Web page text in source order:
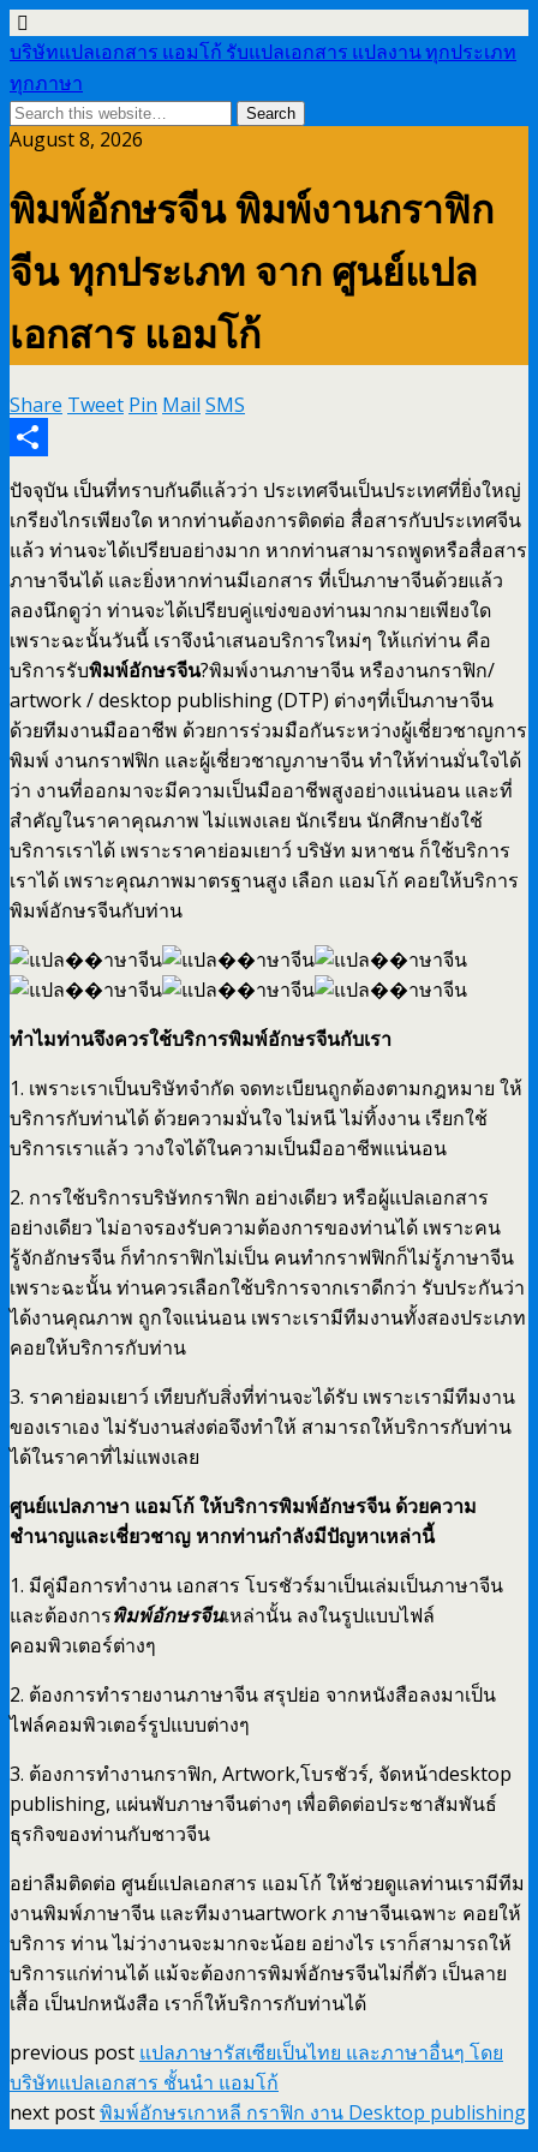
บริษัทแปลเอกสาร แอมโก้ รับแปลเอกสาร แปลงาน ทุกประเภท
ทุกภาษา
August 8, 2026
พิมพ์อักษรจีน พิมพ์งานกราฟิก
จีน ทุกประเภท จาก ศูนย์แปล
เอกสาร แอมโก้
Share Tweet Pin Mail SMS
Share
ปัจจุบัน เป็นที่ทราบกันดีแล้วว่า ประเทศจีนเป็นประเทศที่ยิ่งใหญ่
เกรียงไกรเพียงใด หากท่านต้องการติดต่อ สื่อสารกับประเทศจีน
แล้ว ท่านจะได้เปรียบอย่างมาก หากท่านสามารถพูดหรือสื่อสาร
ภาษาจีนได้ และยิ่งหากท่านมีเอกสาร ที่เป็นภาษาจีนด้วยแล้ว
ลองนึกดูว่า ท่านจะได้เปรียบคู่แข่งของท่านมากมายเพียงใด
เพราะฉะนั้นวันนี้ เราจึงนำเสนอบริการใหม่ๆ ให้แก่ท่าน คือ
บริการรับพิมพ์อักษรจีน?พิมพ์งานภาษาจีน หรืองานกราฟิก/
artwork / desktop publishing (DTP) ต่างๆที่เป็นภาษาจีน
ด้วยทีมงานมืออาชีพ ด้วยการร่วมมือกันระหว่างผู้เชี่ยวชาญการ
พิมพ์ งานกราฟฟิก และผู้เชี่ยวชาญภาษาจีน ทำให้ท่านมั่นใจได้
ว่า งานที่ออกมาจะมีความเป็นมืออาชีพสูงอย่างแน่นอน และที่
สำคัญในราคาคุณภาพ ไม่แพงเลย นักเรียน นักศึกษายังใช้
บริการเราได้ เพราะราคาย่อมเยาว์ บริษัท มหาชน ก็ใช้บริการ
เราได้ เพราะคุณภาพมาตรฐานสูง เลือก แอมโก้ คอยให้บริการ
พิมพ์อักษรจีนกับท่าน
ทำไมท่านจึงควรใช้บริการพิมพ์อักษรจีนกับเรา
1. เพราะเราเป็นบริษัทจำกัด จดทะเบียนถูกต้องตามกฎหมาย ให้
บริการกับท่านได้ ด้วยความมั่นใจ ไม่หนี ไม่ทิ้งงาน เรียกใช้
บริการเราแล้ว วางใจได้ในความเป็นมืออาชีพแน่นอน
2. การใช้บริการบริษัทกราฟิก อย่างเดียว หรือผู้แปลเอกสาร
อย่างเดียว ไม่อาจรองรับความต้องการของท่านได้ เพราะคน
รู้จักอักษรจีน ก็ทำกราฟิกไม่เป็น คนทำกราฟฟิกก็ไม่รู้ภาษาจีน
เพราะฉะนั้น ท่านควรเลือกใช้บริการจากเราดีกว่า รับประกันว่า
ได้งานคุณภาพ ถูกใจแน่นอน เพราะเรามีทีมงานทั้งสองประเภท
คอยให้บริการกับท่าน
3. ราคาย่อมเยาว์ เทียบกับสิ่งที่ท่านจะได้รับ เพราะเรามีทีมงาน
ของเราเอง ไม่รับงานส่งต่อจึงทำให้ สามารถให้บริการกับท่าน
ได้ในราคาที่ไม่แพงเลย
ศูนย์แปลภาษา แอมโก้ ให้บริการพิมพ์อักษรจีน ด้วยความ
ชำนาญและเชี่ยวชาญ หากท่านกำลังมีปัญหาเหล่านี้
1. มีคู่มือการทำงาน เอกสาร โบรชัวร์มาเป็นเล่มเป็นภาษาจีน
และต้องการพิมพ์อักษรจีนเหล่านั้น ลงในรูปแบบไฟล์
คอมพิวเตอร์ต่างๆ
2. ต้องการทำรายงานภาษาจีน สรุปย่อ จากหนังสือลงมาเป็น
ไฟล์คอมพิวเตอร์รูปแบบต่างๆ
3. ต้องการทำงานกราฟิก, Artwork,โบรชัวร์, จัดหน้าdesktop
publishing, แผ่นพับภาษาจีนต่างๆ เพื่อติดต่อประชาสัมพันธ์
ธุรกิจของท่านกับชาวจีน
อย่าลืมติดต่อ ศูนย์แปลเอกสาร แอมโก้ ให้ช่วยดูแลท่านเรามีทีม
งานพิมพ์ภาษาจีน และทีมงานartwork ภาษาจีนเฉพาะ คอยให้
บริการ ท่าน ไม่ว่างานจะมากจะน้อย อย่างไร เราก็สามารถให้
บริการแก่ท่านได้ แม้จะต้องการพิมพ์อักษรจีนไม่กี่ตัว เป็นลาย
เสื้อ เป็นปกหนังสือ เราก็ให้บริการกับท่านได้
previous post แปลภาษารัสเซียเป็นไทย และภาษาอื่นๆ โดย
บริษัทแปลเอกสาร ชั้นนำ แอมโก้
next postพิมพ์อักษรเกาหลี กราฟิก งาน Desktop publishing